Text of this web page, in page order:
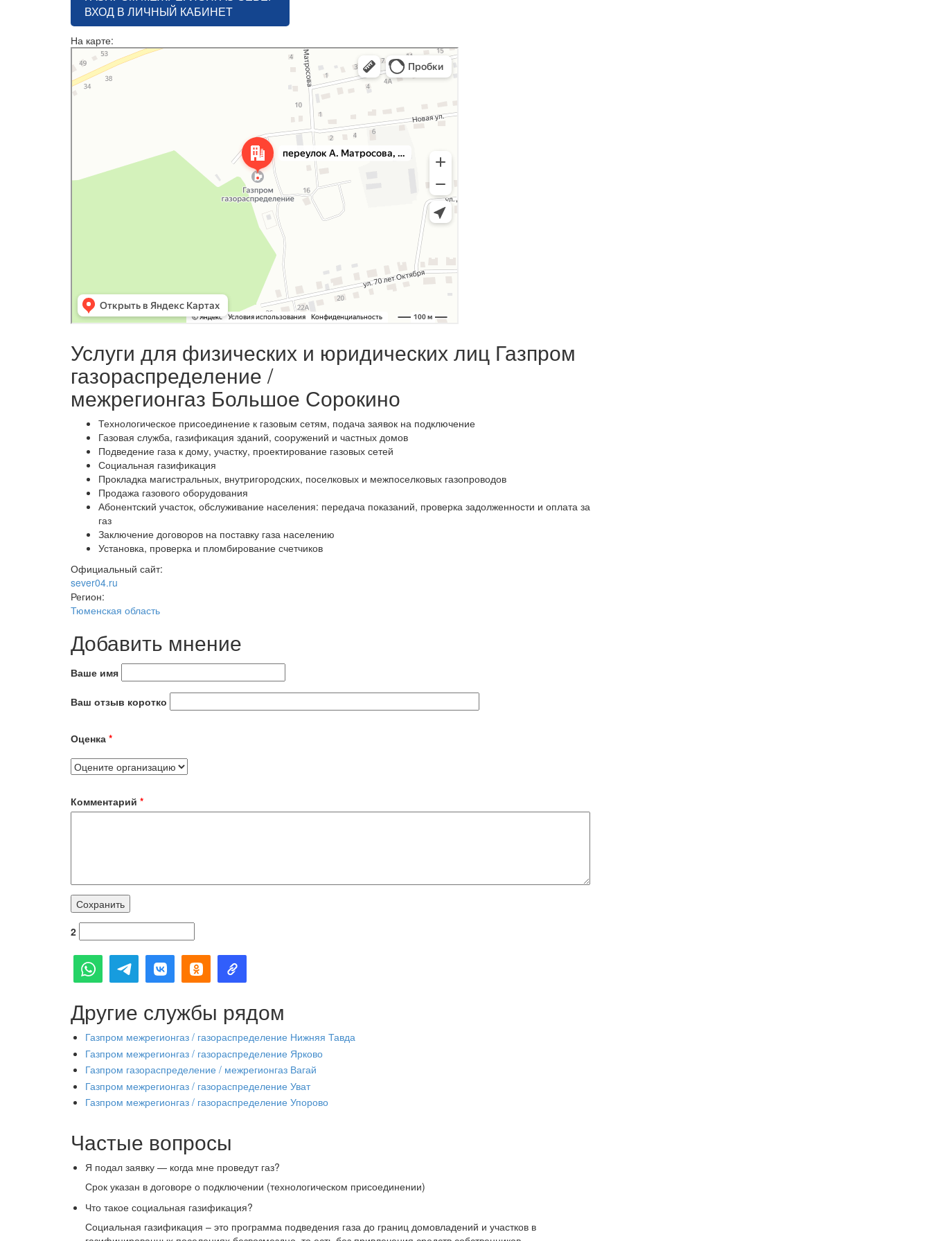
ВХОД В ЛИЧНЫЙ КАБИНЕТ
На карте:
Яндекс Карты
Переулок А. Матросова, 14А — Яндекс Карты
Услуги для физических и юридических лиц Газпром
газораспределение /
межрегионгаз Большое Сорокино
Технологическое присоединение к газовым сетям, подача заявок на подключение
Газовая служба, газификация зданий, сооружений и частных домов
Подведение газа к дому, участку, проектирование газовых сетей
Социальная газификация
Прокладка магистральных, внутригородских, поселковых и межпоселковых газопроводов
Продажа газового оборудования
Абонентский участок, обслуживание населения: передача показаний, проверка задолженности и оплата за
газ
Заключение договоров на поставку газа населению
Установка, проверка и пломбирование счетчиков
Официальный сайт:
sever04.ru
Регион:
Тюменская область
Добавить мнение
Ваше имя
Ваш отзыв коротко
Оценка *
Комментарий *
2
Другие службы рядом
Газпром межрегионгаз / газораспределение Нижняя Тавда
Газпром межрегионгаз / газораспределение Ярково
Газпром газораспределение / межрегионгаз Вагай
Газпром межрегионгаз / газораспределение Уват
Газпром межрегионгаз / газораспределение Упорово
Частые вопросы
Я подал заявку — когда мне проведут газ?
Срок указан в договоре о подключении (технологическом присоединении)
Что такое социальная газификация?
Социальная газификация – это программа подведения газа до границ домовладений и участков в